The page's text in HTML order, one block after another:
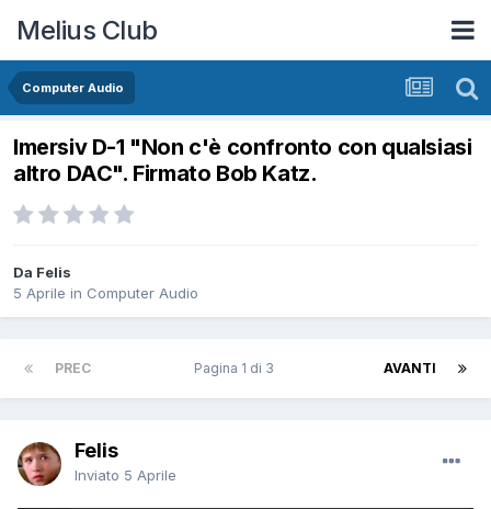
Melius Club
Computer Audio
Imersiv D-1 "Non c'è confronto con qualsiasi
altro DAC". Firmato Bob Katz.
Da Felis
5 Aprile in Computer Audio
PREC AVANTI
Pagina 1 di 3
Felis
Inviato 5 Aprile